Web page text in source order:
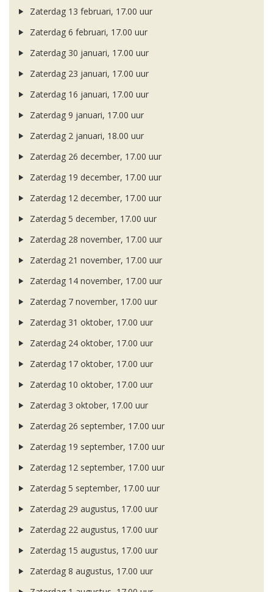
Zaterdag 13 februari, 17.00 uur
Zaterdag 6 februari, 17.00 uur
Zaterdag 30 januari, 17.00 uur
Zaterdag 23 januari, 17.00 uur
Zaterdag 16 januari, 17.00 uur
Zaterdag 9 januari, 17.00 uur
Zaterdag 2 januari, 18.00 uur
Zaterdag 26 december, 17.00 uur
Zaterdag 19 december, 17.00 uur
Zaterdag 12 december, 17.00 uur
Zaterdag 5 december, 17.00 uur
Zaterdag 28 november, 17.00 uur
Zaterdag 21 november, 17.00 uur
Zaterdag 14 november, 17.00 uur
Zaterdag 7 november, 17.00 uur
Zaterdag 31 oktober, 17.00 uur
Zaterdag 24 oktober, 17.00 uur
Zaterdag 17 oktober, 17.00 uur
Zaterdag 10 oktober, 17.00 uur
Zaterdag 3 oktober, 17.00 uur
Zaterdag 26 september, 17.00 uur
Zaterdag 19 september, 17.00 uur
Zaterdag 12 september, 17.00 uur
Zaterdag 5 september, 17.00 uur
Zaterdag 29 augustus, 17.00 uur
Zaterdag 22 augustus, 17.00 uur
Zaterdag 15 augustus, 17.00 uur
Zaterdag 8 augustus, 17.00 uur